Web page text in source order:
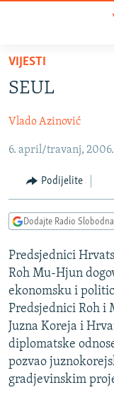
Pređite
glavni
Pređite
na
navigaciju
Pređite
na
pretragu
SRBIJA
KOSOVO
CRNA GORA
VIZUELNO
VIDEO
FOTOGALERIJE
INFOGRAFIKE
PODCASTI
RAT U UKRAJINI
KINA NA BALKANU
RSE PRIČE IZ
ISPRIČAJ MI
DNEVNO@RSE
SPECIJALI RSE
VIJESTI
SEUL
Vlado Azinović
6. april/travanj, 2006.
Podijelite
Dodajte Radio
Predsjednici
Roh Mu-Hjun
ekonomsku i
Predsjednici Roh i
Juzna Koreja i
diplomatske
pozvao
gradjevinskim